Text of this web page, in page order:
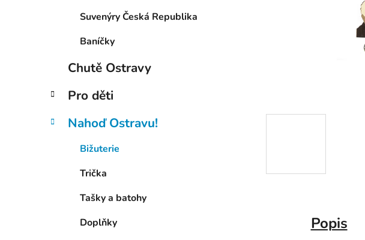
a
e
Suvenýry Česká Republika
Baníčky
Chutě Ostravy
Pro děti
Nahoď Ostravu!
Bižuterie
Trička
Tašky a batohy
Doplňky
Popis